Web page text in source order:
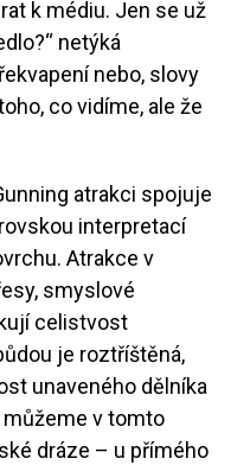
k médiu. Jen se už
netýká
nebo, slovy
co vidíme, ale že
atrakci spojuje
interpretací
Atrakce v
smyslové
celistvost
je roztříštěná,
unaveného dělníka
v tomto
dráze – u přímého